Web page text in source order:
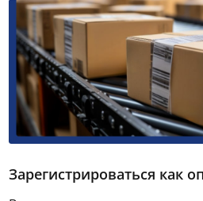
Зарегистрироваться как